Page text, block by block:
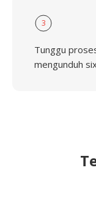
3
Tunggu
mengunduh